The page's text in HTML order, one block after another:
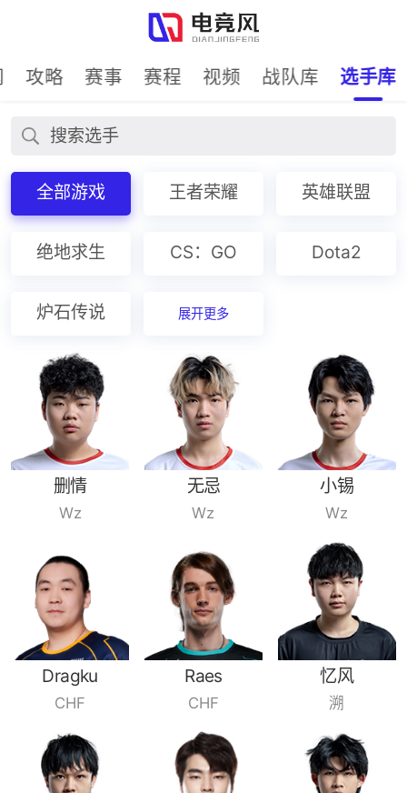
攻略 赛事 赛程 视频 战队库 选手库
全部游戏 王者荣耀 英雄联盟
绝地求生 CS：GO Dota2
炉石传说 展开更多
删情
Wz
无忌
Wz
小锡
Wz
Dragku
CHF
Raes
CHF
忆风
溯